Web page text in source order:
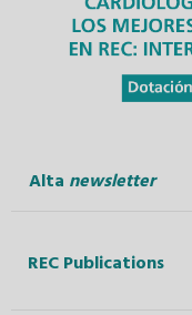
Alta newsletter
REC Publications